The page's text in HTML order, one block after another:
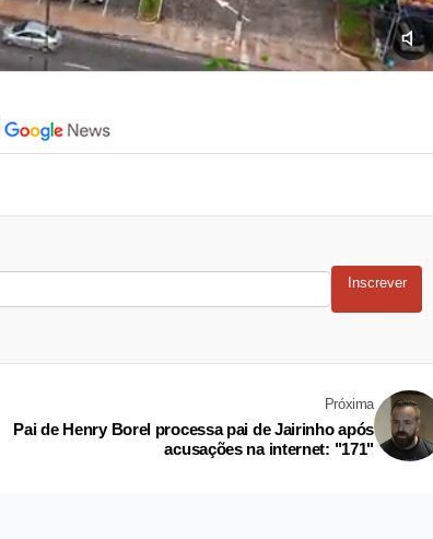
Inscrever
Próxima
Pai de Henry Borel processa pai de Jairinho após
acusações na internet: "171"